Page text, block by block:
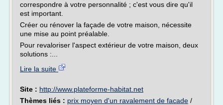
correspondre à votre personnalité ; c'est vous dire qu'il
est important.
Créer ou rénover la façade de votre maison, nécessite
une mise au point préalable.
Pour revaloriser l'aspect extérieur de votre maison, deux
solutions :...
Lire la suite
Site : http://www.plateforme-habitat.net
Thèmes liés : prix moyen d'un ravalement de facade /